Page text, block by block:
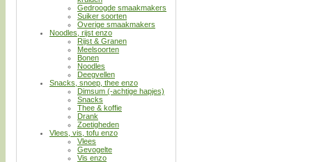
Gedroogde smaakmakers
Suiker soorten
Overige smaakmakers
Noodles, rijst enzo
Rijst & Granen
Meelsoorten
Bonen
Noodles
Deegvellen
Snacks, snoep, thee enzo
Dimsum (-achtige hapjes)
Snacks
Thee & koffie
Drank
Zoetigheden
Vlees, vis, tofu enzo
Vlees
Gevogelte
Vis enzo